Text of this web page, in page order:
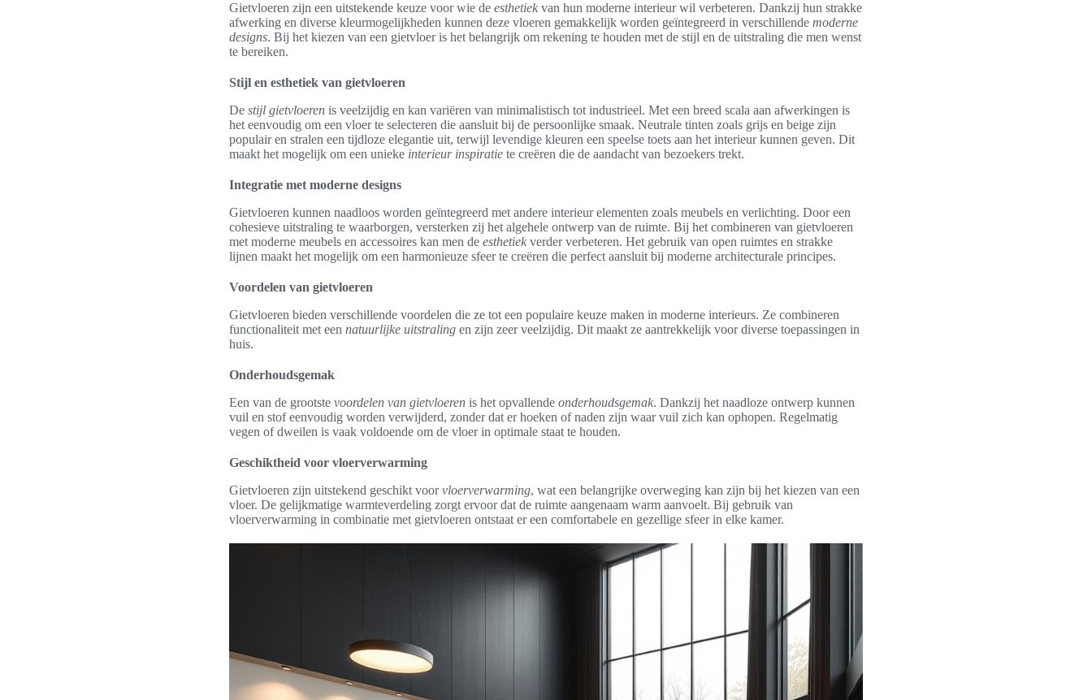
Gietvloeren zijn een uitstekende keuze voor wie de esthetiek van hun moderne interieur wil verbeteren. Dankzij hun strakke
afwerking en diverse kleurmogelijkheden kunnen deze vloeren gemakkelijk worden geïntegreerd in verschillende moderne
designs. Bij het kiezen van een gietvloer is het belangrijk om rekening te houden met de stijl en de uitstraling die men wenst
te bereiken.
Stijl en esthetiek van gietvloeren
De stijl gietvloeren is veelzijdig en kan variëren van minimalistisch tot industrieel. Met een breed scala aan afwerkingen is
het eenvoudig om een vloer te selecteren die aansluit bij de persoonlijke smaak. Neutrale tinten zoals grijs en beige zijn
populair en stralen een tijdloze elegantie uit, terwijl levendige kleuren een speelse toets aan het interieur kunnen geven. Dit
maakt het mogelijk om een unieke interieur inspiratie te creëren die de aandacht van bezoekers trekt.
Integratie met moderne designs
Gietvloeren kunnen naadloos worden geïntegreerd met andere interieur elementen zoals meubels en verlichting. Door een
cohesieve uitstraling te waarborgen, versterken zij het algehele ontwerp van de ruimte. Bij het combineren van gietvloeren
met moderne meubels en accessoires kan men de esthetiek verder verbeteren. Het gebruik van open ruimtes en strakke
lijnen maakt het mogelijk om een harmonieuze sfeer te creëren die perfect aansluit bij moderne architecturale principes.
Voordelen van gietvloeren
Gietvloeren bieden verschillende voordelen die ze tot een populaire keuze maken in moderne interieurs. Ze combineren
functionaliteit met een natuurlijke uitstraling en zijn zeer veelzijdig. Dit maakt ze aantrekkelijk voor diverse toepassingen in
huis.
Onderhoudsgemak
Een van de grootste voordelen van gietvloeren is het opvallende onderhoudsgemak. Dankzij het naadloze ontwerp kunnen
vuil en stof eenvoudig worden verwijderd, zonder dat er hoeken of naden zijn waar vuil zich kan ophopen. Regelmatig
vegen of dweilen is vaak voldoende om de vloer in optimale staat te houden.
Geschiktheid voor vloerverwarming
Gietvloeren zijn uitstekend geschikt voorvloerverwarming, wat een belangrijke overweging kan zijn bij het kiezen van een
vloer. De gelijkmatige warmteverdeling zorgt ervoor dat de ruimte aangenaam warm aanvoelt. Bij gebruik van
vloerverwarming in combinatie met gietvloeren ontstaat er een comfortabele en gezellige sfeer in elke kamer.